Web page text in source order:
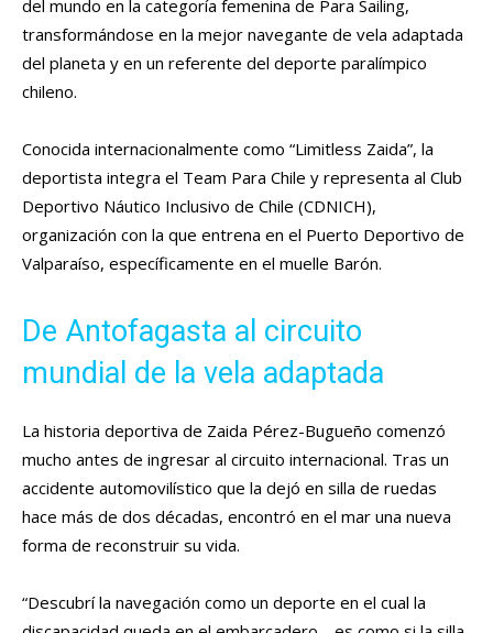
del mundo en la categoría femenina de Para Sailing,
transformándose en la mejor navegante de vela adaptada
del planeta y en un referente del deporte paralímpico
chileno.
Conocida internacionalmente como “Limitless Zaida”, la
deportista integra el Team Para Chile y representa al Club
Deportivo Náutico Inclusivo de Chile (CDNICH),
organización con la que entrena en el Puerto Deportivo de
Valparaíso, específicamente en el muelle Barón.
De Antofagasta al circuito
mundial de la vela adaptada
La historia deportiva de Zaida Pérez-Bugueño comenzó
mucho antes de ingresar al circuito internacional. Tras un
accidente automovilístico que la dejó en silla de ruedas
hace más de dos décadas, encontró en el mar una nueva
forma de reconstruir su vida.
“Descubrí la navegación como un deporte en el cual la